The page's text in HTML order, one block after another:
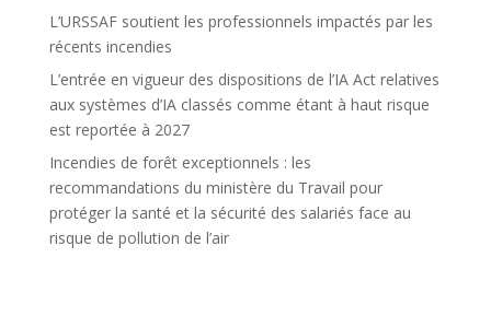
L’URSSAF soutient les professionnels impactés par les
récents incendies
L’entrée en vigueur des dispositions de l’IA Act relatives
aux systèmes d’IA classés comme étant à haut risque
est reportée à 2027
Incendies de forêt exceptionnels : les
recommandations du ministère du Travail pour
protéger la santé et la sécurité des salariés face au
risque de pollution de l’air